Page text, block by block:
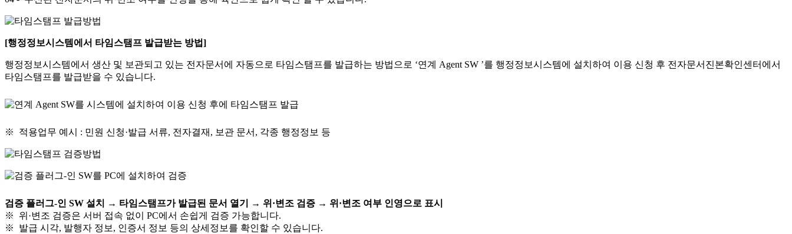
[행정정보시스템에서 타임스탬프 발급받는 방법]
행정정보시스템에서 생산 및 보관되고 있는 전자문서에 자동으로 타임스탬프를 발급하는 방법으로 ‘연계 Agent SW ’를 행정정보시스템에 설치하여 이용 신청 후 전자문서진본확인센터에서
타임스탬프를 발급받을 수 있습니다.
※ 적용업무 예시 : 민원 신청·발급 서류, 전자결재, 보관 문서, 각종 행정정보 등
검증 플러그-인 SW 설치 → 타임스탬프가 발급된 문서 열기 → 위·변조 검증 → 위·변조 여부 인영으로 표시
※ 위·변조 검증은 서버 접속 없이 PC에서 손쉽게 검증 가능합니다.
※ 발급 시각, 발행자 정보, 인증서 정보 등의 상세정보를 확인할 수 있습니다.